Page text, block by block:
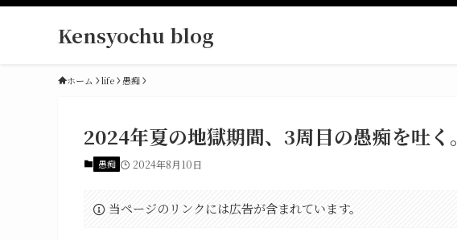
Kensyochu blog
ホーム life 愚痴
2024年夏の地獄期間、3周目の愚痴を吐く。
愚痴 2024年8月10日
当ページのリンクには広告が含まれています。